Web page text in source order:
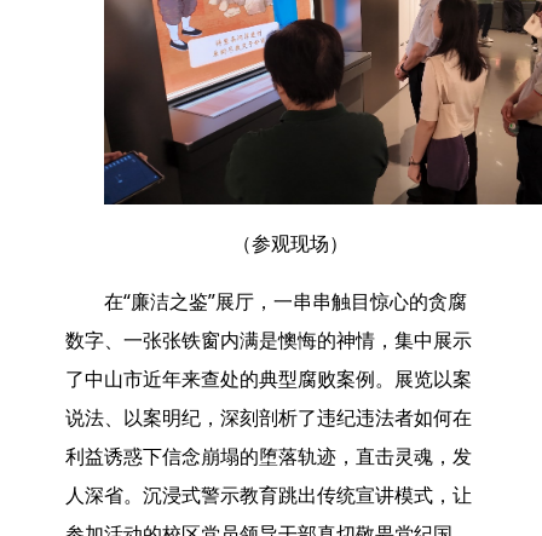
（参观现场）
在“廉洁之鉴”展厅，一串串触目惊心的贪腐
数字、一张张铁窗内满是懊悔的神情，集中展示
了中山市近年来查处的典型腐败案例。展览以案
说法、以案明纪，深刻剖析了违纪违法者如何在
利益诱惑下信念崩塌的堕落轨迹，直击灵魂，发
人深省。沉浸式警示教育跳出传统宣讲模式，让